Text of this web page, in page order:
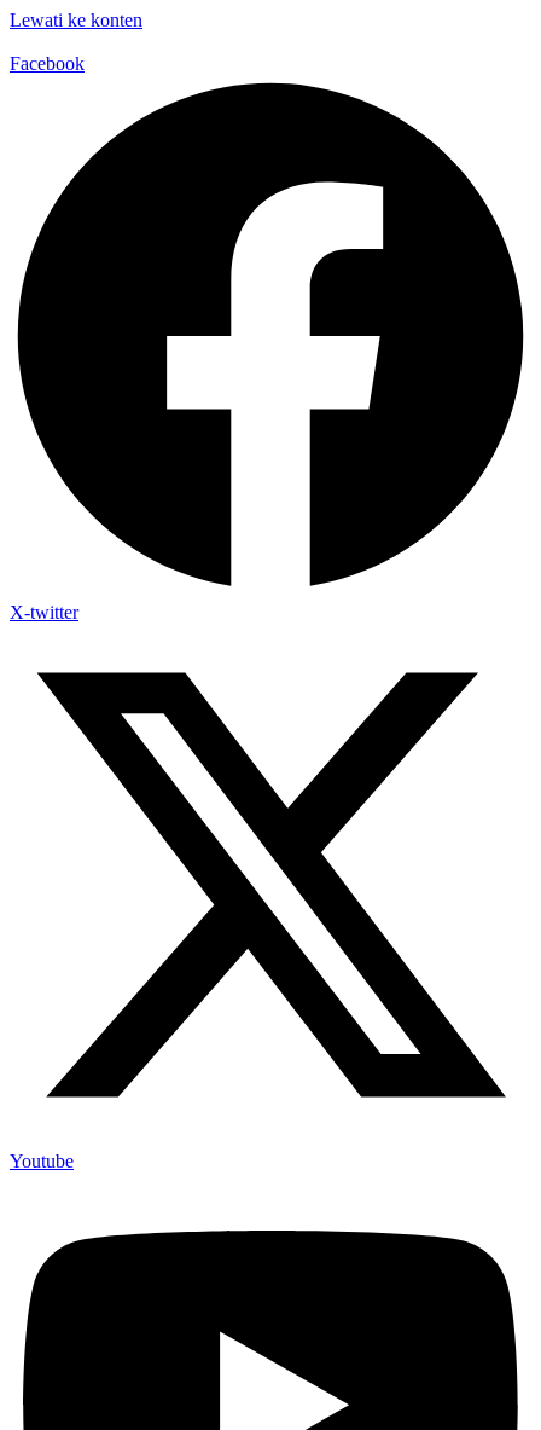
Lewati ke konten
Facebook
X-twitter
Youtube